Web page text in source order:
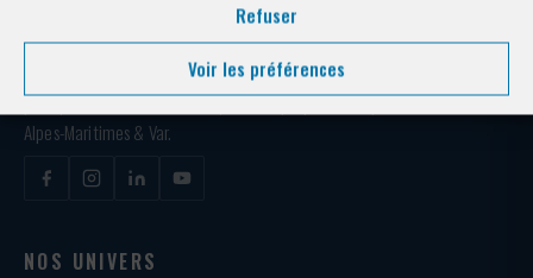
Refuser
Voir les préférences
Votre expert clôture depuis plus de 40 ans. Conception, fabrication et
pose pour collectivités, entreprises, copropriétés et particuliers —
Alpes-Maritimes & Var.
NOS UNIVERS